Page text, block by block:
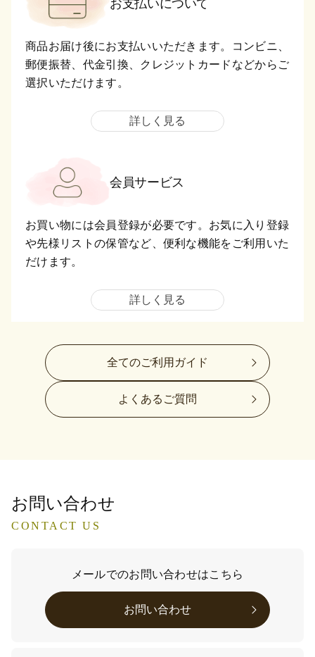
お支払いについて
商品お届け後にお支払いいただきます。コンビニ、
郵便振替、代金引換、クレジットカードなどからご
選択いただけます。
詳しく見る
会員サービス
お買い物には会員登録が必要です。お気に入り登録
や先様リストの保管など、便利な機能をご利用いた
だけます。
詳しく見る
全てのご利用ガイド
よくあるご質問
お問い合わせ
CONTACT US
メールでのお問い合わせはこちら
お問い合わせ